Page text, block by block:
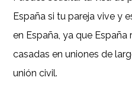
España si tu pareja vive y
en España, ya que
casadas en uniones de
unión civil.